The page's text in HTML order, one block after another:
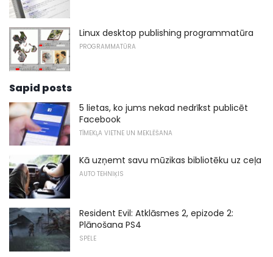
Linux desktop publishing programmatūra
PROGRAMMATŪRA
Sapid posts
5 lietas, ko jums nekad nedrīkst publicēt
Facebook
TĪMEKĻA VIETNE UN MEKLĒŠANA
Kā uzņemt savu mūzikas bibliotēku uz ceļa
AUTO TEHNIĶIS
Resident Evil: Atklāsmes 2, epizode 2:
Plānošana PS4
SPĒLE